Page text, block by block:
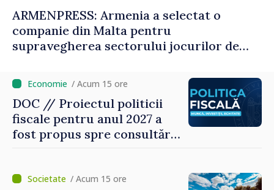
ARMENPRESS: Armenia a selectat o
companie din Malta pentru
supravegherea sectorului jocurilor de
/ Acum 15 ore
DOC // Proiectul politicii
fiscale pentru anul 2027 a
fost propus spre consultări
/ Acum 15 ore